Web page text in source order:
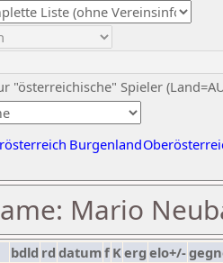
"österreichische" Spieler
Burgenland
Mario
bdld rd datumf Kerg elo+/-